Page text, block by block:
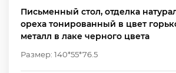
Письменный стол, отделка
ореха тонированный в цвет
металл в лаке черного цвета
Размер: 140*55*76.5